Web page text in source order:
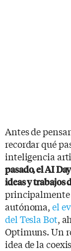
Antes de
recordar qué
inteligencia
pasado, el AI
ideas y trabajos
principalmente
autónoma,el
del Tesla Bot,
Optimuns. Un
idea de la